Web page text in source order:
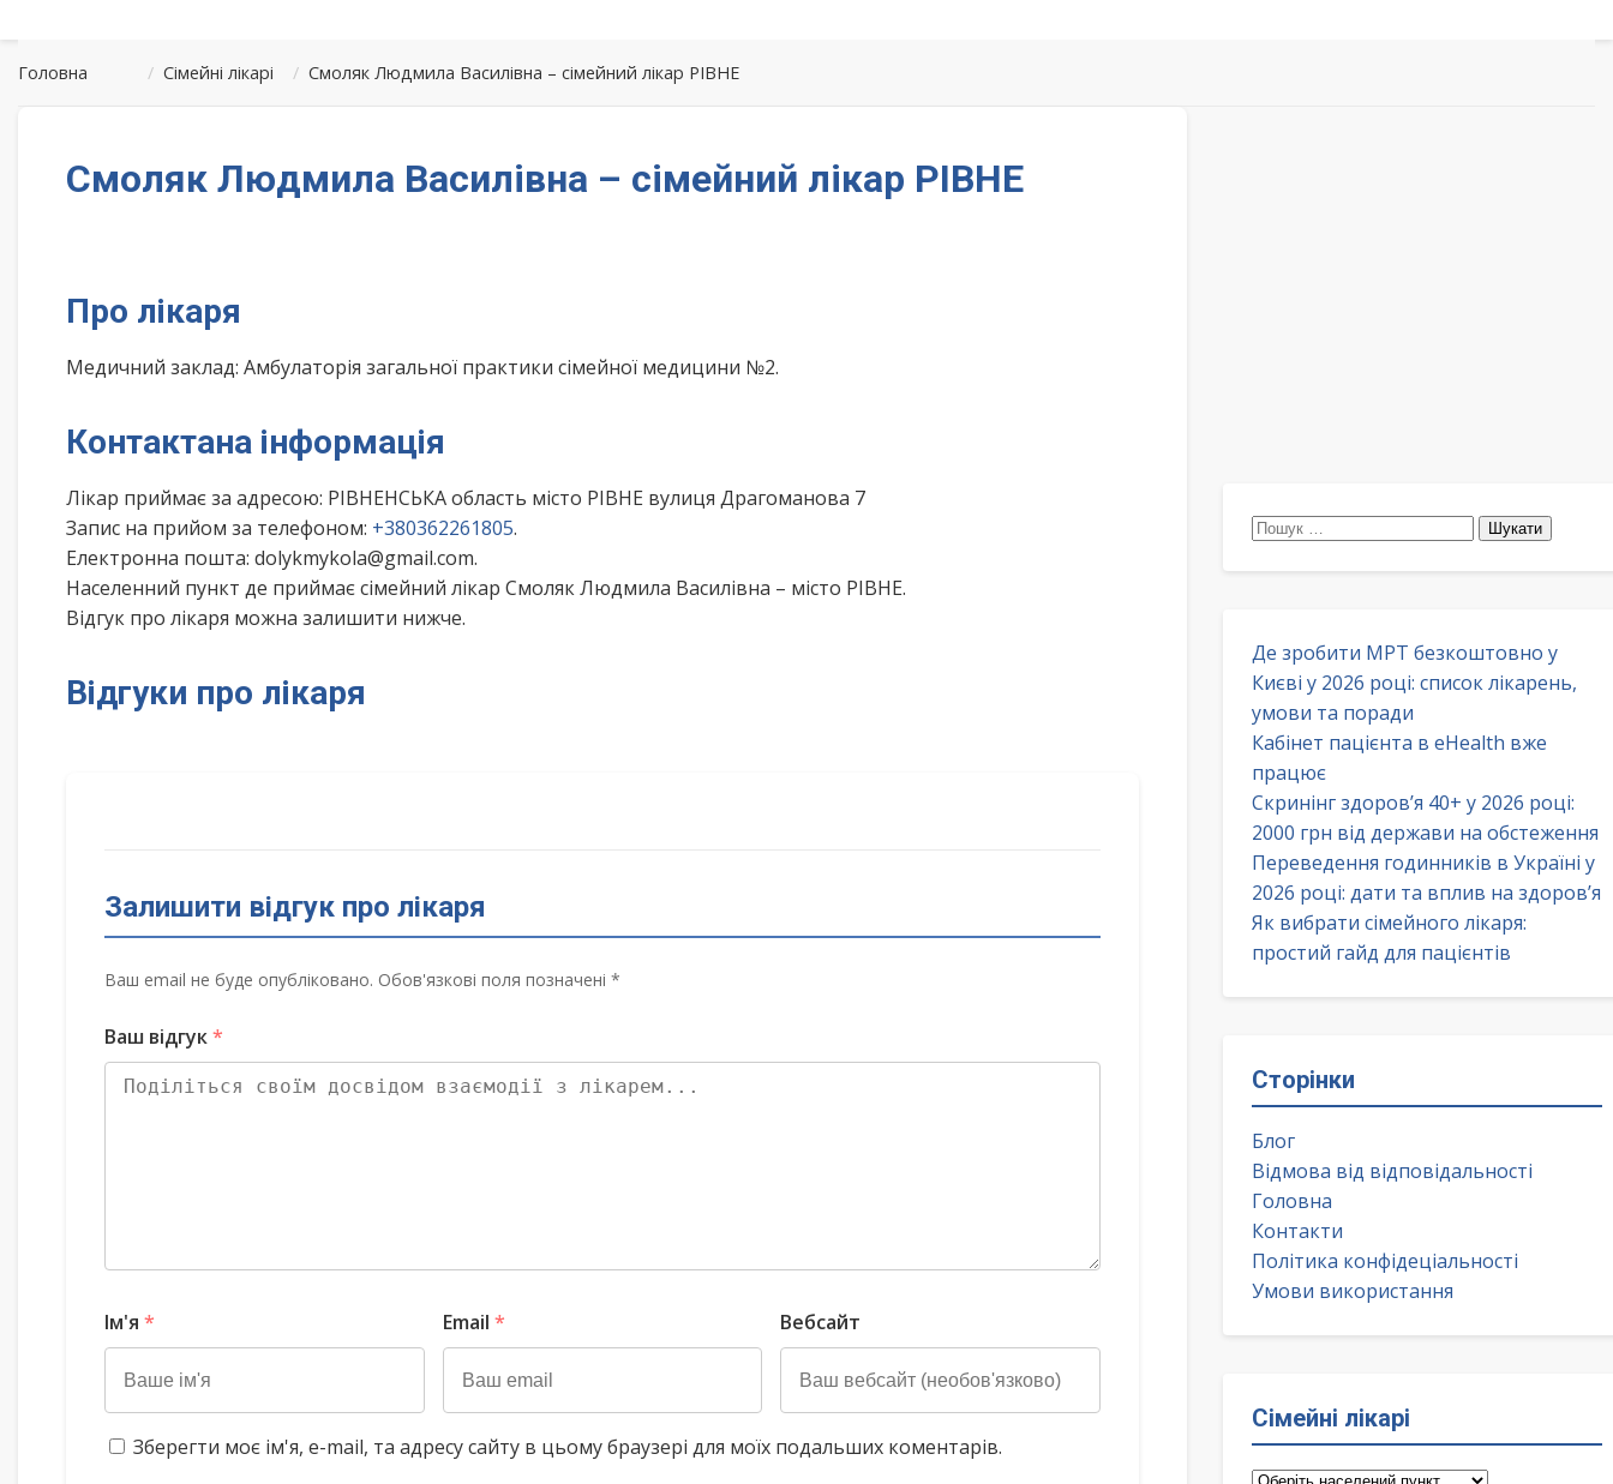
Головна / Сімейні лікарі / Смоляк Людмила Василівна – сімейний лікар РІВНЕ
Смоляк Людмила Василівна – сімейний лікар РІВНЕ
Про лікаря
Медичний заклад: Амбулаторія загальної практики сімейної медицини №2.
Контактана інформація
Лікар приймає за адресою: РІВНЕНСЬКА область місто РІВНЕ вулиця Драгоманова 7
Запис на прийом за телефоном: +380362261805.
Електронна пошта: dolykmykola@gmail.com.
Населенний пункт де приймає сімейний лікар Смоляк Людмила Василівна – місто РІВНЕ.
Відгук про лікаря можна залишити нижче.
Відгуки про лікаря
Залишити відгук про лікаря
Ваш email не буде опубліковано. Обов'язкові поля позначені *
Ваш відгук*
Ім'я * Email * Вебсайт
Зберегти моє ім'я, e-mail, та адресу сайту в цьому браузері для моїх подальших коментарів.
Пошук:
Де зробити МРТ безкоштовно у
Києві у 2026 році: список лікарень,
умови та поради
Кабінет пацієнта в eHealth вже
працює
Скринінг здоров’я 40+ у 2026 році:
2000 грн від держави на обстеження
Переведення годинників в Україні у
2026 році: дати та вплив на здоров’я
Як вибрати сімейного лікаря:
простий гайд для пацієнтів
Сторінки
Блог
Відмова від відповідальності
Головна
Контакти
Політика конфідеціальності
Умови використання
Сімейні лікарі
Сімейні